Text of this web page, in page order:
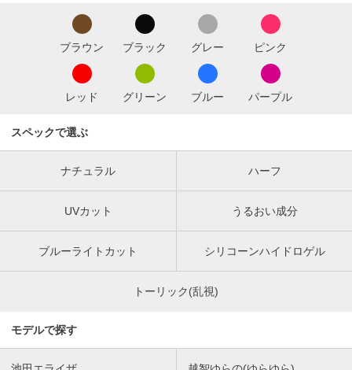
ブラウン ブラック グレー ピンク
レッド グリーン ブルー パープル
スペックで選ぶ
ナチュラル ハーフ
UVカット うるおい成分
ブルーライトカット シリコーンハイドロゲル
トーリック(乱視)
モデルで探す